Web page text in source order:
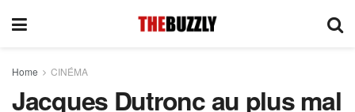
Home CINÉMA
Jacques Dutronc au plus mal